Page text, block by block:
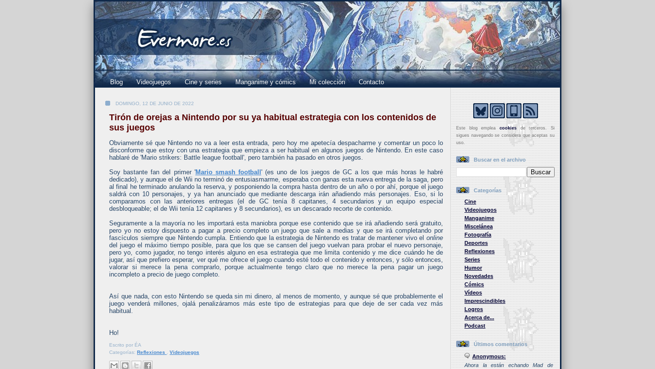
Blog Videojuegos Cine y series Manganime y cómics Mi colección Contacto
DOMINGO, 12 DE JUNIO DE 2022
Tirón de orejas a Nintendo por su ya habitual estrategia con los contenidos de
sus juegos
Obviamente sé que Nintendo no va a leer esta entrada, pero hoy me apetecía despacharme y comentar un poco lo
disconforme que estoy con una estrategia que empieza a ser habitual en algunos juegos de Nintendo. En este caso
hablaré de 'Mario strikers: Battle league football', pero también ha pasado en otros juegos.
Soy bastante fan del primer 'Mario smash football' (es uno de los juegos de GC a los que más horas le habré
dedicado), y aunque el de Wii no terminó de entusiasmarme, esperaba con ganas esta nueva entrega de la saga, pero
al final he terminado anulando la reserva, y posponiendo la compra hasta dentro de un año o por ahí, porque el juego
saldrá con 10 personajes, y ya han anunciado que mediante descarga irán añadiendo más personajes. Eso, si lo
comparamos con las anteriores entregas (el de GC tenía 8 capitanes, 4 secundarios y un equipo especial
desbloqueable; el de Wii tenía 12 capitanes y 8 secundarios), es un descarado recorte de contenido.
Seguramente a la mayoría no les importará esta maniobra porque ese contenido que se irá añadiendo será gratuito,
pero yo no estoy dispuesto a pagar a precio completo un juego que sale a medias y que se irá completando por
fascículos siempre que Nintendo cumpla. Entiendo que la estrategia de Nintendo es tratar de mantener vivo el online
del juego el máximo tiempo posible, para que los que se cansen del juego vuelvan para probar el nuevo personaje,
pero yo, como jugador, no tengo interés alguno en esa estrategia que me limita contenido y me dice cuándo he de
jugar, así que prefiero esperar, ver qué me ofrece el juego cuando esté todo el contenido y entonces, y sólo entonces,
valorar si merece la pena comprarlo, porque actualmente tengo claro que no merece la pena pagar un juego
incompleto a precio de juego completo.
Así que nada, con esto Nintendo se queda sin mi dinero, al menos de momento, y aunque sé que probablemente el
juego venderá millones, ojalá penalizáramos más este tipo de estrategias para que deje de ser cada vez más
habitual.
Ho!
Escrito por ÉA
Categorías: Reflexiones Videojuegos
Este blog empleacookies de terceros. Si
sigues navegando se considera que aceptas su
uso.
Buscar en el archivo
Categorías
Cine
Videojuegos
Manganime
Miscelánea
Fotografía
Deportes
Reflexiones
Series
Humor
Novedades
Cómics
Vídeos
Imprescindibles
Logros
Acerca de...
Podcast
Últimos comentarios
Anonymous:
Ahora la están echando Mad de